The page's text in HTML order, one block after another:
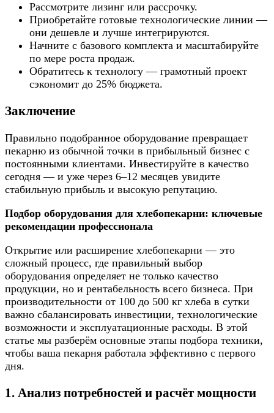
Рассмотрите лизинг или рассрочку.
Приобретайте готовые технологические линии —
они дешевле и лучше интегрируются.
Начните с базового комплекта и масштабируйте
по мере роста продаж.
Обратитесь к технологу — грамотный проект
сэкономит до 25% бюджета.
Заключение
Правильно подобранное оборудование превращает
пекарню из обычной точки в прибыльный бизнес с
постоянными клиентами. Инвестируйте в качество
сегодня — и уже через 6–12 месяцев увидите
стабильную прибыль и высокую репутацию.
Подбор оборудования для хлебопекарни: ключевые
рекомендации профессионала
Открытие или расширение хлебопекарни — это
сложный процесс, где правильный выбор
оборудования определяет не только качество
продукции, но и рентабельность всего бизнеса. При
производительности от 100 до 500 кг хлеба в сутки
важно сбалансировать инвестиции, технологические
возможности и эксплуатационные расходы. В этой
статье мы разберём основные этапы подбора техники,
чтобы ваша пекарня работала эффективно с первого
дня.
1. Анализ потребностей и расчёт мощности